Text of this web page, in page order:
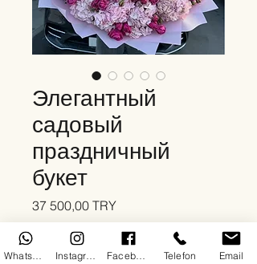
Элегантный
садовый
праздничный
букет
37 500,00 TRYЦена
Количество
Telefon Email